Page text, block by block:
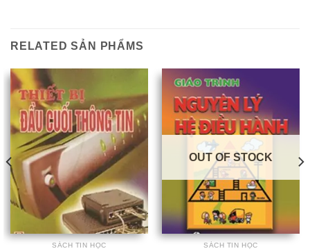
RELATED SẢN PHẨMS
SÁCH TIN HỌC
OUT OF STOCK
SÁCH TIN HỌC